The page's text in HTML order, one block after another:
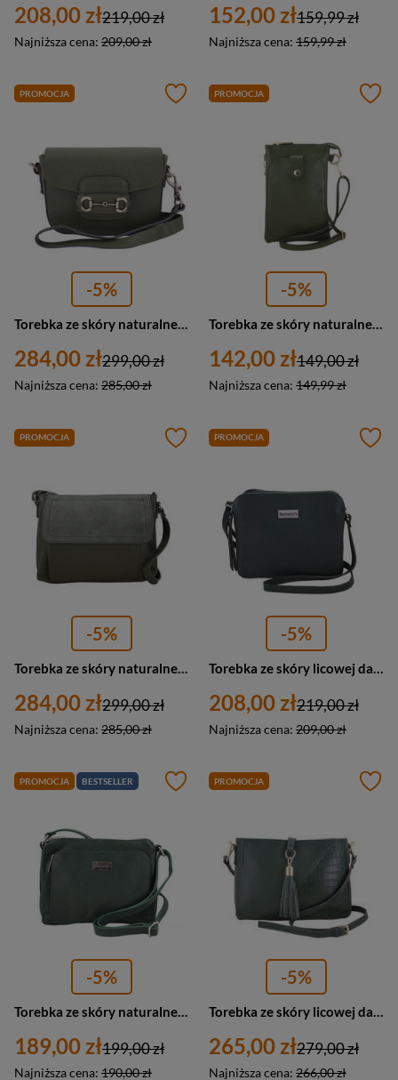
208,00 zł
Najniższa cena: 209,00 zł
219,00 zł 152,00 zł
Najniższa cena: 159,99 zł
159,99 zł
PROMOCJA
-5%
Torebka ze skóry naturalnej damska Barberini's 968-38 listonoszka mała zielona
284,00 zł
Najniższa cena: 285,00 zł
299,00 zł
PROMOCJA
-5%
Torebka ze skóry naturalnej damska Barberini's 963-38 mini listonoszka zielona
142,00 zł
Najniższa cena: 149,99 zł
149,00 zł
PROMOCJA
-5%
284,00 zł
Najniższa cena: 285,00 zł
299,00 zł
PROMOCJA
-5%
208,00 zł
Najniższa cena: 209,00 zł
219,00 zł
PROMOCJA BESTSELLER
-5%
Torebka ze skóry naturalnej damska Barberini's 633-42 listonoszka mała ciemnozielona
189,00 zł
Najniższa cena: 190,00 zł
199,00 zł
PROMOCJA
-5%
Torebka ze skóry licowej damska Barberini's 956-42 listonoszka wizytowa mała ciemnozielona
265,00 zł
Najniższa cena: 266,00 zł
279,00 zł